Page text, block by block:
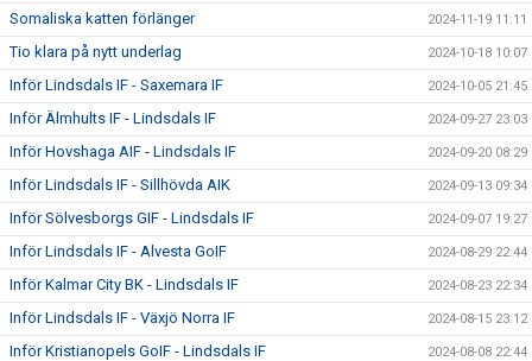
Somaliska katten förlänger 2024-11-19 11:11
Tio klara på nytt underlag 2024-10-18 10:07
Inför Lindsdals IF - Saxemara IF 2024-10-05 21:45
Inför Älmhults IF - Lindsdals IF 2024-09-27 23:03
Inför Hovshaga AIF - Lindsdals IF 2024-09-20 08:29
Inför Lindsdals IF - Sillhövda AIK 2024-09-13 09:34
Inför Sölvesborgs GIF - Lindsdals IF 2024-09-07 19:27
Inför Lindsdals IF - Alvesta GoIF 2024-08-29 22:44
Inför Kalmar City BK - Lindsdals IF 2024-08-23 22:34
Inför Lindsdals IF - Växjö Norra IF 2024-08-15 23:12
Inför Kristianopels GoIF - Lindsdals IF 2024-08-08 22:44